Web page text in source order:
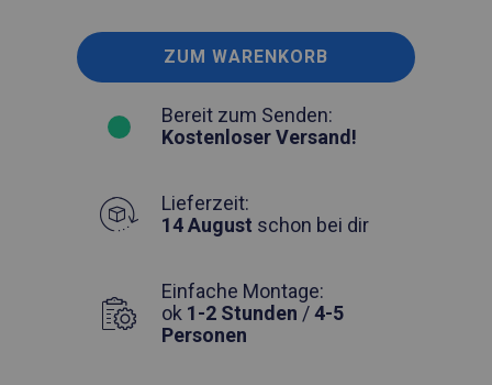
ZUM WARENKORB
Bereit zum Senden:
Kostenloser Versand!
Lieferzeit:
14 August schon bei dir
Einfache Montage:
ok 1-2 Stunden /4-5
Personen